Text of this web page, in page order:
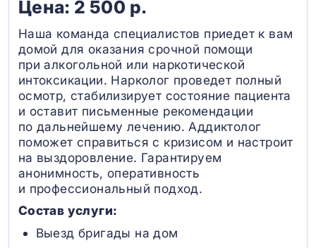
Цена: 2 500 р.
Наша команда специалистов приедет к вам
домой для оказания срочной помощи
при алкогольной или наркотической
интоксикации. Нарколог проведет полный
осмотр, стабилизирует состояние пациента
и оставит письменные рекомендации
по дальнейшему лечению. Аддиктолог
поможет справиться с кризисом и настроит
на выздоровление. Гарантируем
анонимность, оперативность
и профессиональный подход.
Состав услуги:
Выезд бригады на дом